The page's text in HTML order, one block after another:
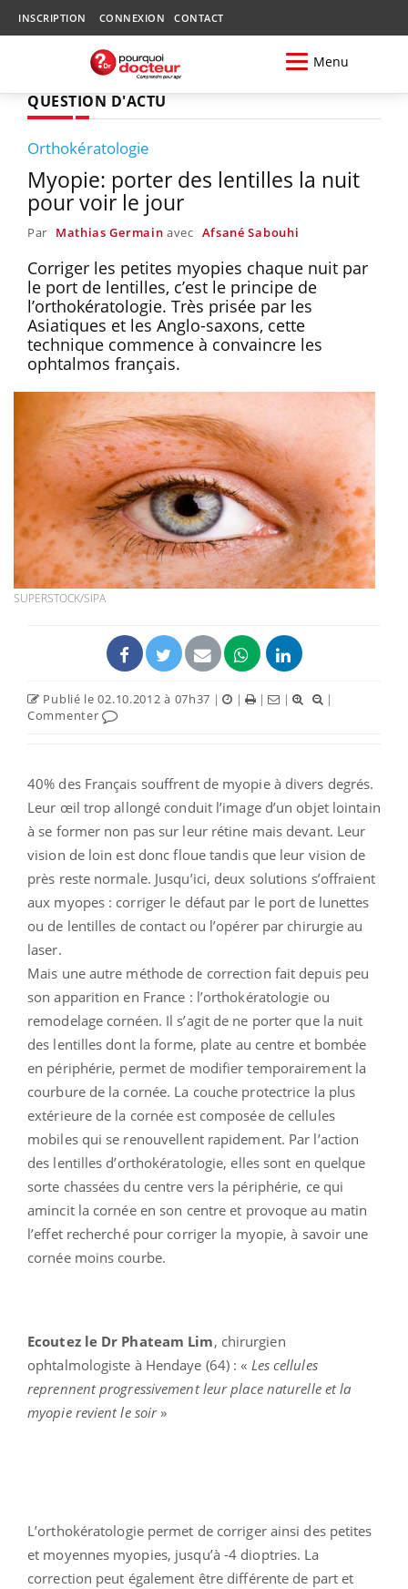
INSCRIPTION CONNEXION CONTACT
Menu
QUESTION D'ACTU
Orthokératologie
Myopie: porter des lentilles la nuit
pour voir le jour
Par Mathias Germain avec Afsané Sabouhi
Corriger les petites myopies chaque nuit par
le port de lentilles, c’est le principe de
l’orthokératologie. Très prisée par les
Asiatiques et les Anglo-saxons, cette
technique commence à convaincre les
ophtalmos français.
SUPERSTOCK/SIPA
Publié le 02.10.2012 à 07h37 | | | |
|
Commenter
40% des Français souffrent de myopie à divers degrés.
Leur œil trop allongé conduit l’image d’un objet lointain
à se former non pas sur leur rétine mais devant. Leur
vision de loin est donc floue tandis que leur vision de
près reste normale. Jusqu’ici, deux solutions s’offraient
aux myopes : corriger le défaut par le port de lunettes
ou de lentilles de contact ou l’opérer par chirurgie au
laser.
Mais une autre méthode de correction fait depuis peu
son apparition en France : l’orthokératologie ou
remodelage cornéen. Il s’agit de ne porter que la nuit
des lentilles dont la forme, plate au centre et bombée
en périphérie, permet de modifier temporairement la
courbure de la cornée. La couche protectrice la plus
extérieure de la cornée est composée de cellules
mobiles qui se renouvellent rapidement. Par l’action
des lentilles d’orthokératologie, elles sont en quelque
sorte chassées du centre vers la périphérie, ce qui
amincit la cornée en son centre et provoque au matin
l’effet recherché pour corriger la myopie, à savoir une
cornée moins courbe.
Ecoutez le Dr Phateam Lim, chirurgien
ophtalmologiste à Hendaye (64) : « Les cellules
reprennent progressivement leur place naturelle et la
myopie revient le soir»
L’orthokératologie permet de corriger ainsi des petites
et moyennes myopies, jusqu’à -4 dioptries. La
correction peut également être différente de part et